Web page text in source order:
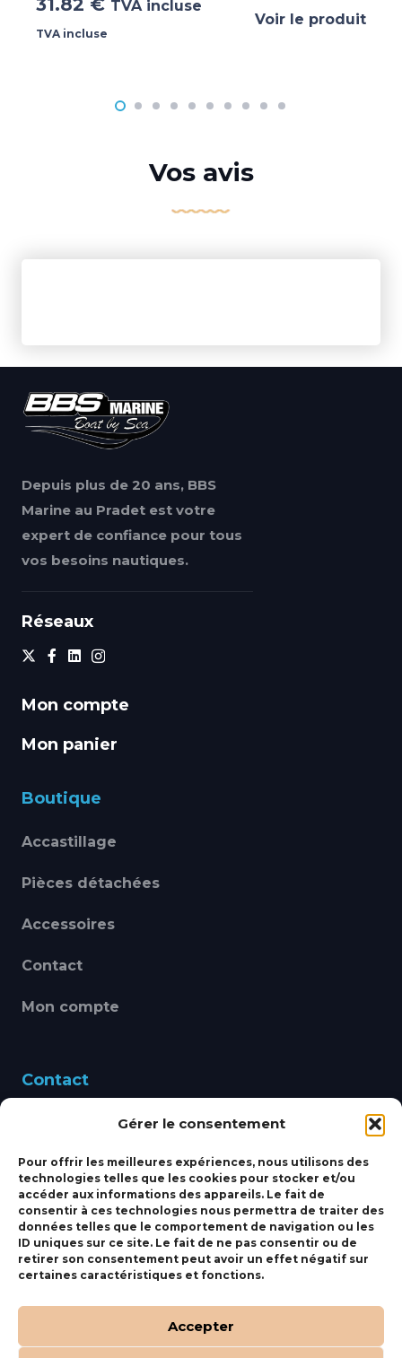
Gérer le consentement
Pour offrir les meilleures expériences, nous utilisons des
technologies telles que les cookies pour stocker et/ou
accéder aux informations des appareils. Le fait de
consentir à ces technologies nous permettra de traiter des
données telles que le comportement de navigation ou les
ID uniques sur ce site. Le fait de ne pas consentir ou de
retirer son consentement peut avoir un effet négatif sur
certaines caractéristiques et fonctions.
Accepter
31.82 € TVA incluse
TVA incluse
Voir le produit
Vos avis
Depuis plus de 20 ans, BBS
Marine au Pradet est votre
expert de confiance pour tous
vos besoins nautiques.
Réseaux
Mon compte
Mon panier
Boutique
Accastillage
Pièces détachées
Accessoires
Contact
Mon compte
Contact
460 Avenue Alain Le
bbsmarine@bbs-
marine.fr
Fixe:04 27 50 24 50
Mobile:06 69 44 48 83